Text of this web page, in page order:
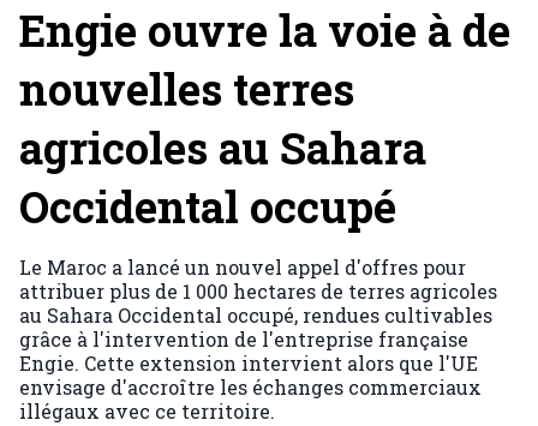
Engie ouvre la voie à de
nouvelles terres
agricoles au Sahara
Occidental occupé
Le Maroc a lancé un nouvel appel d'offres pour
attribuer plus de 1 000 hectares de terres agricoles
au Sahara Occidental occupé, rendues cultivables
grâce à l'intervention de l'entreprise française
Engie. Cette extension intervient alors que l'UE
envisage d'accroître les échanges commerciaux
illégaux avec ce territoire.